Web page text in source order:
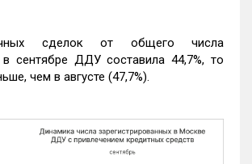
сделок от общего числа
сентябре ДДУ составила 44,7%, то
чем в августе (47,7%).